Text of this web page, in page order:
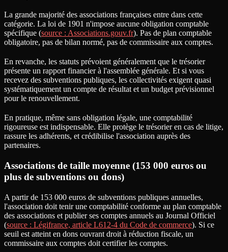
La grande majorité des associations françaises entre dans cette
catégorie. La loi de 1901 n'impose aucune obligation comptable
spécifique (source : Associations.gouv.fr). Pas de plan comptable
obligatoire, pas de bilan normé, pas de commissaire aux comptes.
En revanche, les statuts prévoient généralement que le trésorier
présente un rapport financier à l'assemblée générale. Et si vous
recevez des subventions publiques, les collectivités exigent quasi
systématiquement un compte de résultat et un budget prévisionnel
pour le renouvellement.
En pratique, même sans obligation légale, une comptabilité
rigoureuse est indispensable. Elle protège le trésorier en cas de litige,
rassure les adhérents, et crédibilise l'association auprès des
partenaires.
Associations de taille moyenne (153 000 euros ou
plus de subventions ou dons)
A partir de 153 000 euros de subventions publiques annuelles,
l'association doit tenir une comptabilité conforme au plan comptable
des associations et publier ses comptes annuels au Journal Officiel
(source : Légifrance, article L612-4 du Code de commerce). Si ce
seuil est atteint en dons ouvrant droit à réduction fiscale, un
commissaire aux comptes doit certifier les comptes.